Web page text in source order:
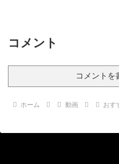
コメント
コメントを
ホーム 動画 おす